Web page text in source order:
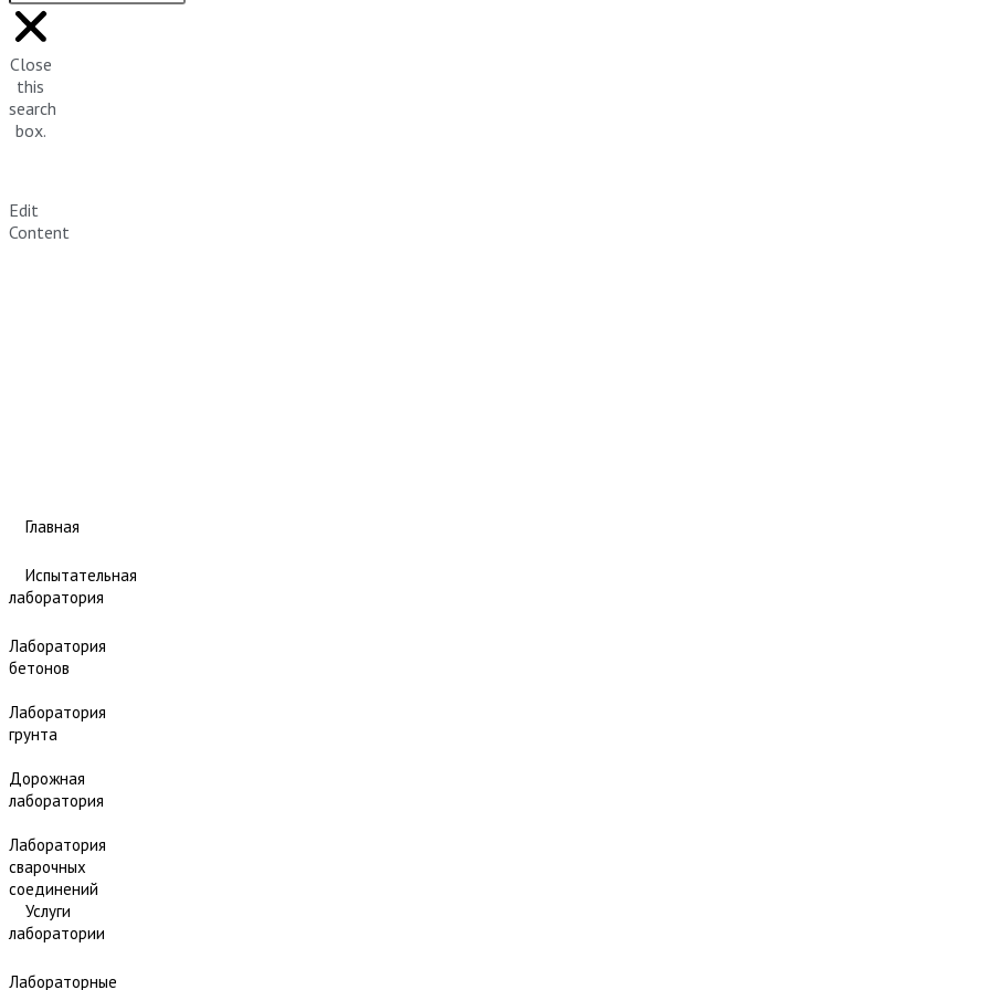
Close
this
search
box.
Edit
Content
Главная
Испытательная
лаборатория
Лаборатория
бетонов
Лаборатория
грунта
Дорожная
лаборатория
Лаборатория
сварочных
соединений
Услуги
лаборатории
Лабораторные